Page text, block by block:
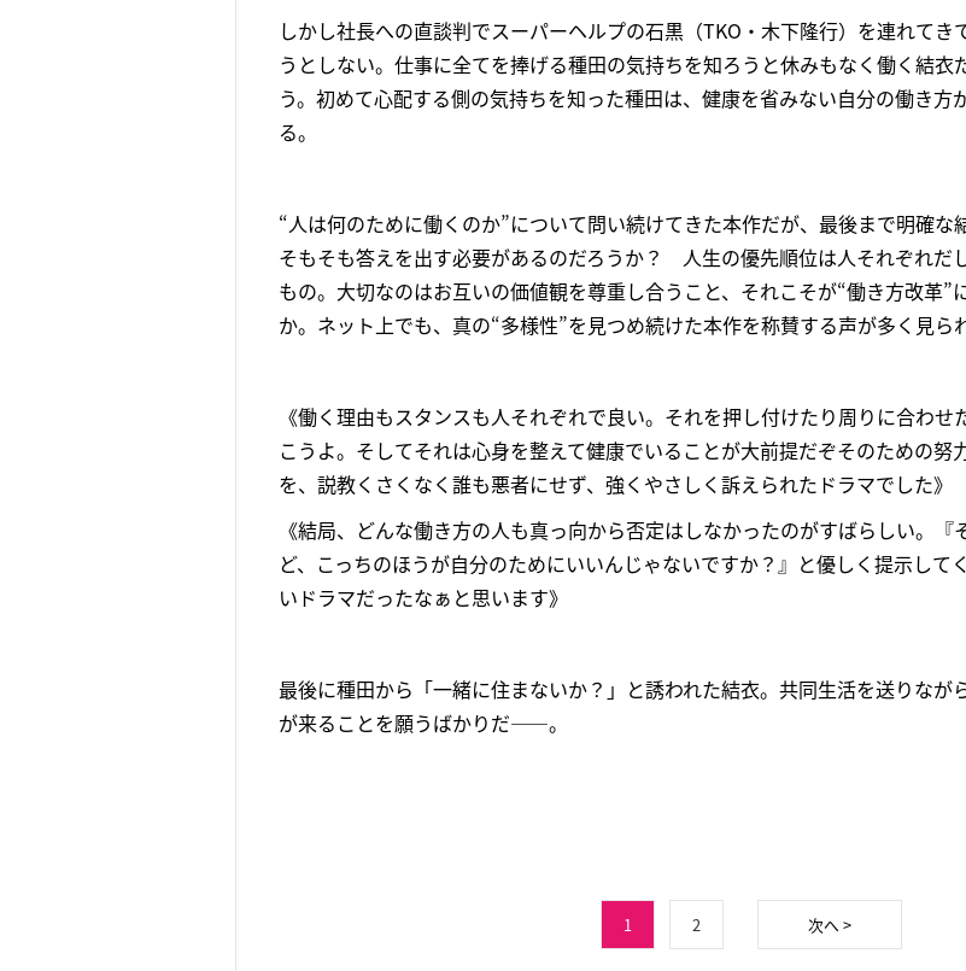
しかし社長への直談判でスーパーヘルプの石黒（TKO・木下隆行）を連れてき
うとしない。仕事に全てを捧げる種田の気持ちを知ろうと休みもなく働く結衣
う。初めて心配する側の気持ちを知った種田は、健康を省みない自分の働き方
る。
“人は何のために働くのか”について問い続けてきた本作だが、最後まで明確な
そもそも答えを出す必要があるのだろうか？ 人生の優先順位は人それぞれだ
もの。大切なのはお互いの価値観を尊重し合うこと、それこそが“働き方改革”
か。ネット上でも、真の“多様性”を見つめ続けた本作を称賛する声が多く見ら
《働く理由もスタンスも人それぞれで良い。それを押し付けたり周りに合わ
こうよ。そしてそれは心身を整えて健康でいることが大前提だぞそのための努
を、説教くさくなく誰も悪者にせず、強くやさしく訴えられたドラマでした》
《結局、どんな働き方の人も真っ向から否定はしなかったのがすばらしい。『
ど、こっちのほうが自分のためにいいんじゃないですか？』と優しく提示して
いドラマだったなぁと思います》
最後に種田から「一緒に住まないか？」と誘われた結衣。共同生活を送りなが
が来ることを願うばかりだ――。
1 2 次へ >